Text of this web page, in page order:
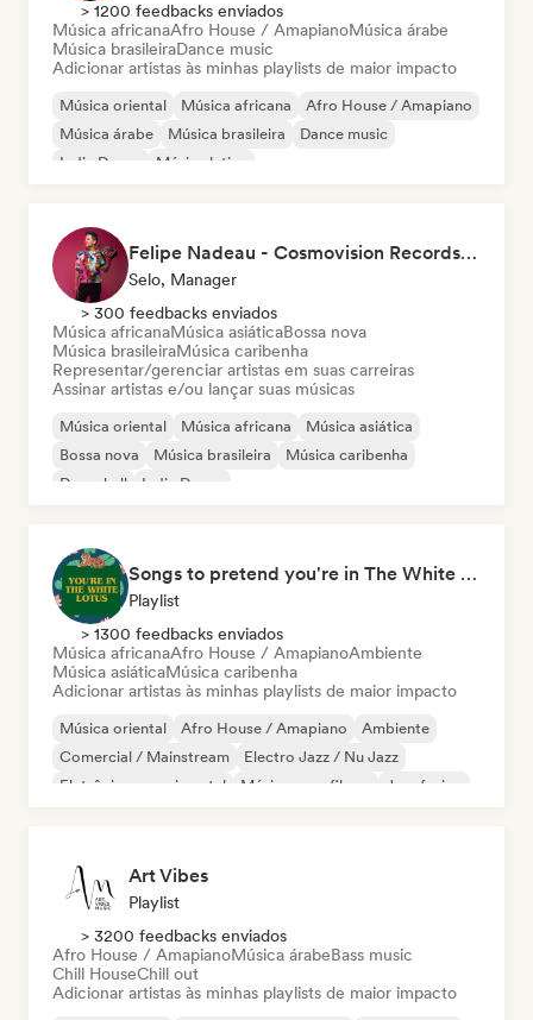
> 1200 feedbacks enviados
Música africanaAfro House / AmapianoMúsica árabe
Música brasileiraDance music
Adicionar artistas às minhas playlists de maior impacto
Música oriental Música africana
Afro House / Amapiano
Música árabe
Música brasileira
Dance music
Indie Dance
Música latina
Felipe Nadeau - Cosmovision Records & Ritmos del Sur
Selo, Manager
> 300 feedbacks enviados
Música africanaMúsica asiáticaBossa nova
Música brasileiraMúsica caribenha
Representar/gerenciar artistas em suas carreiras
Assinar artistas e/ou lançar suas músicas
Música oriental Música africana
Música asiática
Bossa nova
Música brasileira
Música caribenha
Dancehall
Indie Dance
Songs to pretend you're in The White Lotus
Playlist
> 1300 feedbacks enviados
Música africanaAfro House / AmapianoAmbiente
Música asiáticaMúsica caribenha
Adicionar artistas às minhas playlists de maior impacto
Música oriental Afro House / Amapiano
Ambiente
Comercial / Mainstream
Electro Jazz / Nu Jazz
Eletrônica experimental
Música para filmes Jazz fusion
Art Vibes
Playlist
> 3200 feedbacks enviados
Afro House / AmapianoMúsica árabeBass music
Chill HouseChill out
Adicionar artistas às minhas playlists de maior impacto